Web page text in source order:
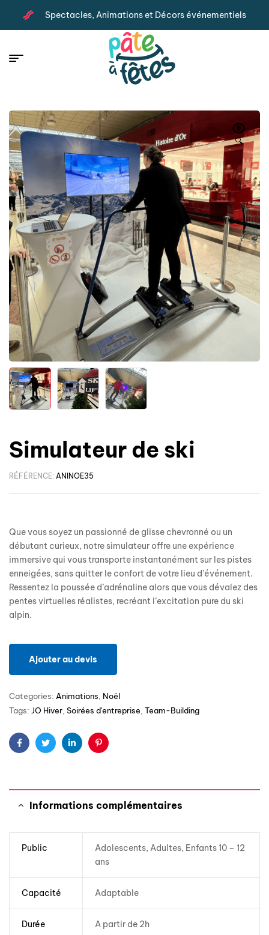
Spectacles, Animations et Décors événementiels
🔍
Simulateur de ski
RÉFÉRENCE: ANINOE35
Que vous soyez un passionné de glisse chevronné ou un
débutant curieux, notre simulateur offre une expérience
immersive qui vous transporte instantanément sur les pistes
enneigées, sans quitter le confort de votre lieu d’événement.
Ressentez la poussée d’adrénaline alors que vous dévalez des
pentes virtuelles réalistes, recréant l’excitation pure du ski
alpin.
Ajouter au devis
Categories: Animations Noël
Tags: JO Hiver Soirées d'entreprise Team-Building
FacebookTwitterLinkedinPinterest
Informations complémentaires
Public
Adolescents, Adultes, Enfants 10 – 12
ans
Capacité Adaptable
Durée A partir de 2h